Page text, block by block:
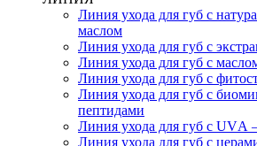
Линия ухода для губ с
маслом
Линия ухода для губ с
Линия ухода для губ с
Линия ухода для губ с
Линия ухода для губ с
пептидами
Линия ухода для губ с UVА
Линия ухода для губ с